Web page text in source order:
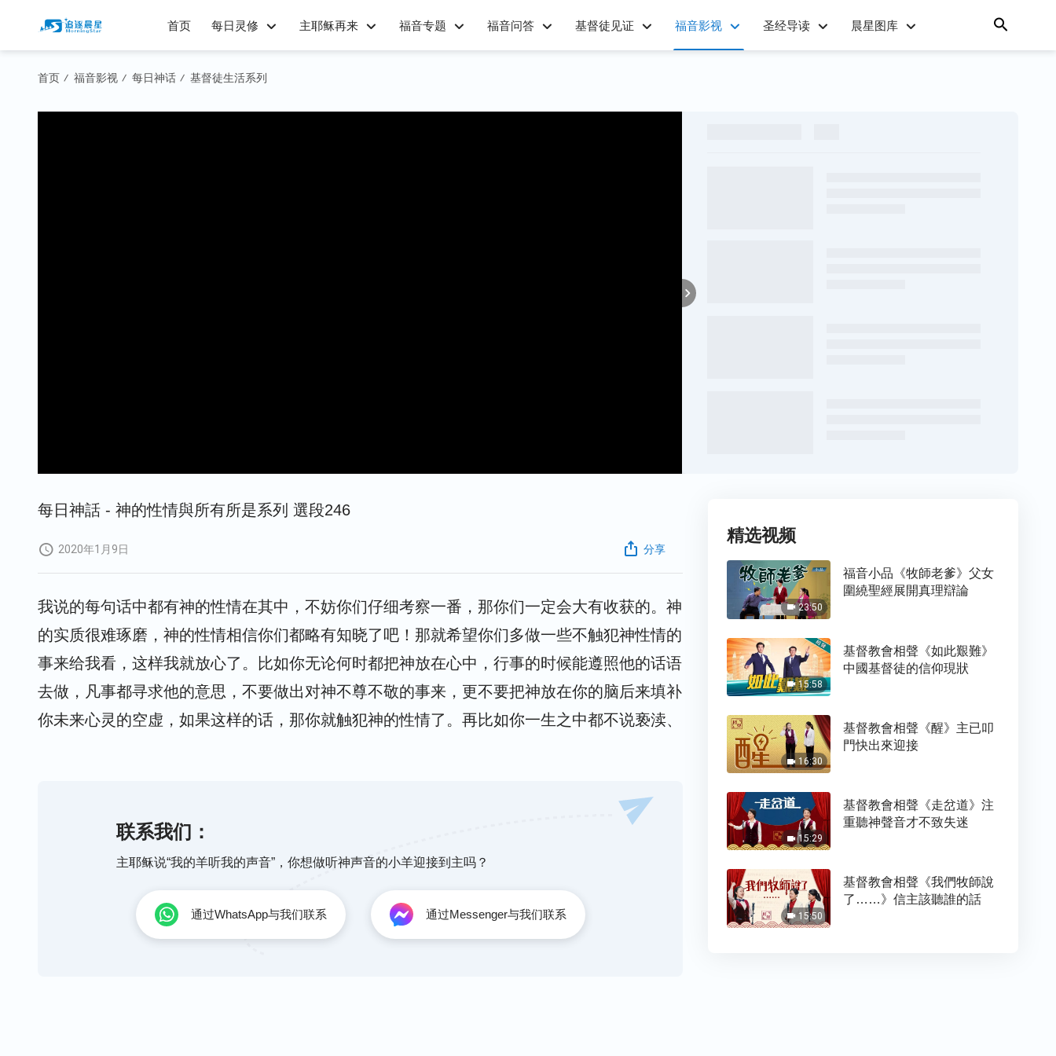
首页 每日灵修 主耶稣再来 福音专题 福音问答 基督徒见证 福音影视 圣经导读 晨星图库
首页 / 福音影视 / 每日神话 / 基督徒生活系列
每日神話 - 神的性情與所有所是系列 選段246
2020年1月9日 分享
我说的每句话中都有神的性情在其中，不妨你们仔细考察一番，那你们一定会大有收获的。神
的实质很难琢磨，神的性情相信你们都略有知晓了吧！那就希望你们多做一些不触犯神性情的
事来给我看，这样我就放心了。比如你无论何时都把神放在心中，行事的时候能遵照他的话语
去做，凡事都寻求他的意思，不要做出对神不尊不敬的事来，更不要把神放在你的脑后来填补
你未来心灵的空虚，如果这样的话，那你就触犯神的性情了。再比如你一生之中都不说亵渎、
的开启”“我看神作得不一定都对”“神的人性并不比我高”“神的说话简直没法让人相信”等
等这些类似论断的话，那我劝你还是多多认罪悔改，否则你永远都得不到赦免的机会，因为你
得罪的不是一个人，而是神自己。你认为你论断的是一个人，但神的灵并不那样认为，你不尊
重他的肉身就等于不尊重他，这样，你所做的不就是触犯了神的性情了吗？要记住，神的灵所
作的一切都是为了维护他在肉身中的工作，都是为了作好他在肉身中的工作，若你忽略了这一
条，那我说你将是一个信神永远也不可能成功的人。因为你触动了神的怒气，所以他要用相应
认识神的实质并不是儿戏，需了解神的性情，这样不知不觉你就对神的实质逐步有了认识，在
有认识的同时你自己也会向着更高更美的境界去迈进，最终你会为自己的丑恶灵魂而感到羞
耻，更感到无地自容，那时，你触犯神性情的行为就会越来越少，你的心与神的心越来越近，
而且你会逐步生发对神的爱慕之心，这就是人类进入美好境界的象征。而现在你们并没有达
到，你们都在为着自己的命运奔波忙碌，谁还会有心思去认识神的实质呢？如果长此下去，你
们都会不知不觉做出触犯行政的事来，因为你们了解神的性情太少，那你们现在做的不正是在
联系我们：
主耶稣说“我的羊听我的声音”，你想做听神声音的小羊迎接到主吗？
通过WhatsApp与我们联系 通过Messenger与我们联系
精选视频
23:50
福音小品《牧師老爹》父女
圍繞聖經展開真理辯論
15:58
基督教會相聲《如此艱難》
中國基督徒的信仰現狀
16:30
基督教會相聲《醒》主已叩
門快出來迎接
15:29
基督教會相聲《走岔道》注
重聽神聲音才不致失迷
15:50
基督教會相聲《我們牧師說
了……》信主該聽誰的話